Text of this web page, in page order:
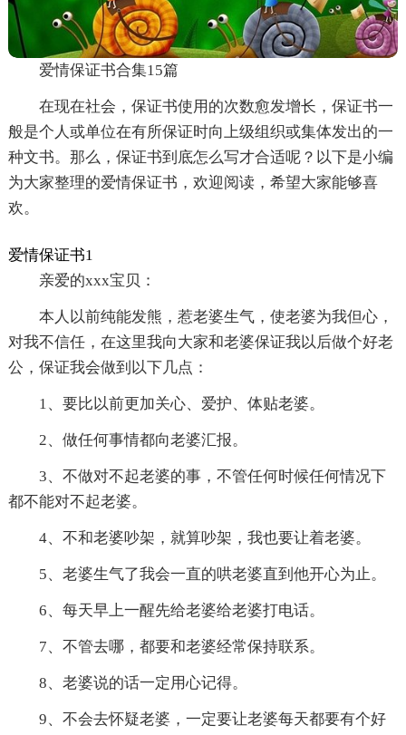
爱情保证书合集15篇
在现在社会，保证书使用的次数愈发增长，保证书一
般是个人或单位在有所保证时向上级组织或集体发出的一
种文书。那么，保证书到底怎么写才合适呢？以下是小编
为大家整理的爱情保证书，欢迎阅读，希望大家能够喜
欢。
爱情保证书1
亲爱的xxx宝贝：
本人以前纯能发熊，惹老婆生气，使老婆为我但心，
对我不信任，在这里我向大家和老婆保证我以后做个好老
公，保证我会做到以下几点：
1、要比以前更加关心、爱护、体贴老婆。
2、做任何事情都向老婆汇报。
3、不做对不起老婆的事，不管任何时候任何情况下
都不能对不起老婆。
4、不和老婆吵架，就算吵架，我也要让着老婆。
5、老婆生气了我会一直的哄老婆直到他开心为止。
6、每天早上一醒先给老婆给老婆打电话。
7、不管去哪，都要和老婆经常保持联系。
8、老婆说的话一定用心记得。
9、不会去怀疑老婆，一定要让老婆每天都要有个好